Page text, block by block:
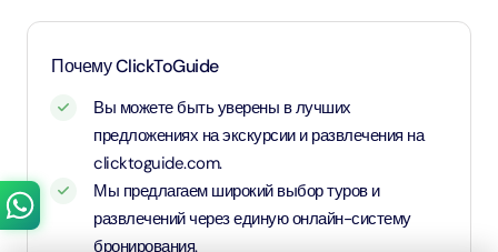
Почему ClickToGuide
Вы можете быть уверены в лучших
предложениях на экскурсии и развлечения на
clicktoguide.com.
Мы предлагаем широкий выбор туров и
развлечений через единую онлайн-систему
бронирования.